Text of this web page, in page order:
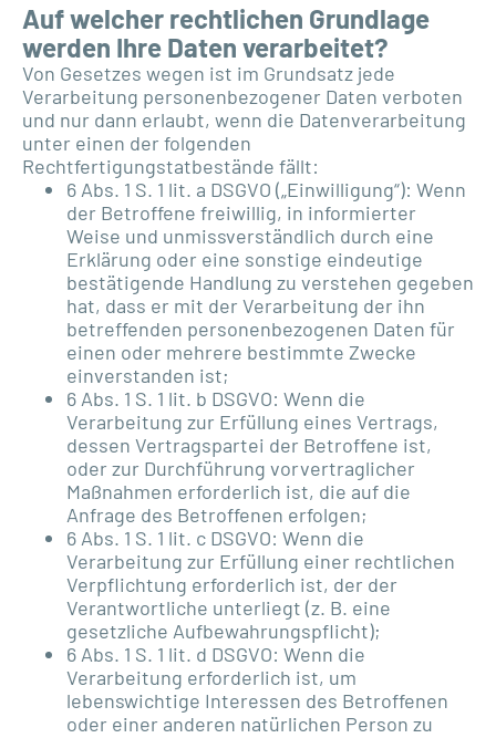
Auf welcher rechtlichen Grundlage
werden Ihre Daten verarbeitet?
Von Gesetzes wegen ist im Grundsatz jede
Verarbeitung personenbezogener Daten verboten
und nur dann erlaubt, wenn die Datenverarbeitung
unter einen der folgenden
Rechtfertigungstatbestände fällt:
6 Abs. 1 S. 1 lit. a DSGVO („Einwilligung“): Wenn
der Betroffene freiwillig, in informierter
Weise und unmissverständlich durch eine
Erklärung oder eine sonstige eindeutige
bestätigende Handlung zu verstehen gegeben
hat, dass er mit der Verarbeitung der ihn
betreffenden personenbezogenen Daten für
einen oder mehrere bestimmte Zwecke
einverstanden ist;
6 Abs. 1 S. 1 lit. b DSGVO: Wenn die
Verarbeitung zur Erfüllung eines Vertrags,
dessen Vertragspartei der Betroffene ist,
oder zur Durchführung vorvertraglicher
Maßnahmen erforderlich ist, die auf die
Anfrage des Betroffenen erfolgen;
6 Abs. 1 S. 1 lit. c DSGVO: Wenn die
Verarbeitung zur Erfüllung einer rechtlichen
Verpflichtung erforderlich ist, der der
Verantwortliche unterliegt (z. B. eine
gesetzliche Aufbewahrungspflicht);
6 Abs. 1 S. 1 lit. d DSGVO: Wenn die
Verarbeitung erforderlich ist, um
lebenswichtige Interessen des Betroffenen
oder einer anderen natürlichen Person zu